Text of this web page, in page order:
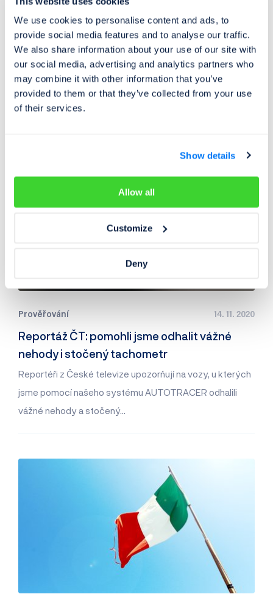
We use cookies to personalise content and ads, to
provide social media features and to analyse our traffic.
We also share information about your use of our site with
our social media, advertising and analytics partners who
may combine it with other information that you’ve
provided to them or that they’ve collected from your use
of their services.
Show details
Allow all
Customize
Deny
Prověřování 20. 11. 2020
Reportáž Nova: podvody se stočenými
tachometry vyšetřuje policie
Líbivý inzerát, skvělá cena, nízký nájezd. Podívejte se v
reportáži TV Nova, jak to může dopadnout
Prověřování 14. 11. 2020
Reportáž ČT: pomohli jsme odhalit vážné
nehody i stočený tachometr
Reportéři z České televize upozorňují na vozy, u kterých
jsme pomocí našeho systému AUTOTRACER odhalili
vážné nehody a stočený…